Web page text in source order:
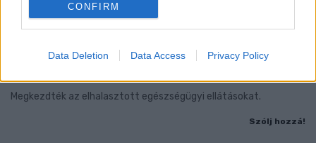
CONFIRM
Data Deletion Data Access Privacy Policy
KICSERÉLTÉK A GYŐRI KÓRHÁZBAN
Megkezdték az elhalasztott egészségügyi ellátásokat.
Szólj hozzá!